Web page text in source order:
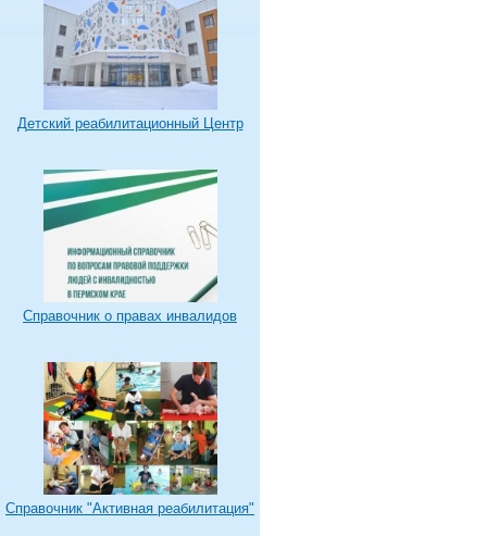
Детский реабилитационный Центр
Справочник о правах инвалидов
Справочник "Активная реабилитация"